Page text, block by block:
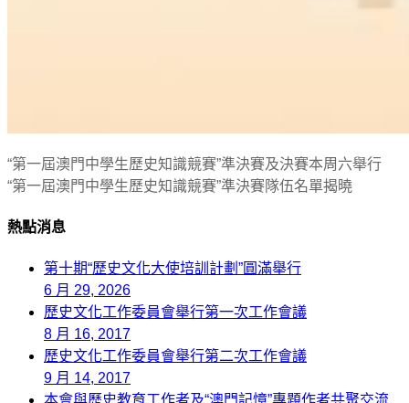
“第一屆澳門中學生歷史知識競賽”準決賽及決賽本周六舉行
“第一屆澳門中學生歷史知識競賽”準決賽隊伍名單揭曉
熱點消息
第十期“歷史文化大使培訓計劃”圓滿舉行
6 月 29, 2026
歷史文化工作委員會舉行第一次工作會議
8 月 16, 2017
歷史文化工作委員會舉行第二次工作會議
9 月 14, 2017